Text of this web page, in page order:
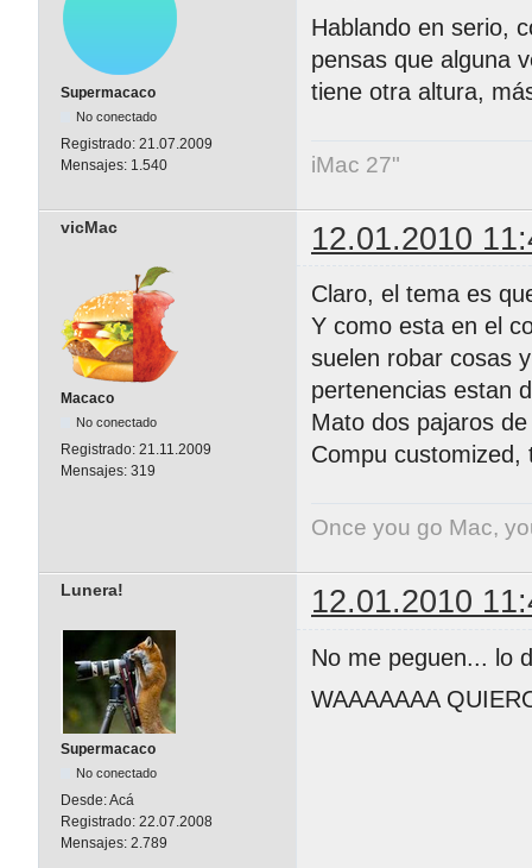
Supermacaco
No conectado
Registrado: 21.07.2009
Mensajes: 1.540
Hablando en serio,
pensas que alguna
tiene otra altura,
iMac 27"
vicMac 12.01.2010
Macaco
No conectado
Registrado: 21.11.2009
Mensajes: 319
Claro, el tema es
Y como esta en el
suelen robar cosas
pertenencias estan
Mato dos pajaros
Compu
Once you go Mac,
Lunera! 12.01.2010
Supermacaco
No conectado
Desde:Acá
Registrado: 22.07.2008
Mensajes: 2.789
No me peguen... lo
WAAAAAAA